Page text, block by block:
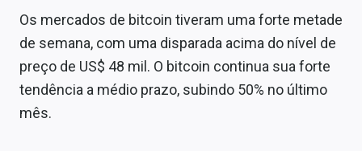
Os mercados de bitcoin tiveram uma forte metade
de semana, com uma disparada acima do nível de
preço de US$ 48 mil. O bitcoin continua sua forte
tendência a médio prazo, subindo 50% no último
mês.